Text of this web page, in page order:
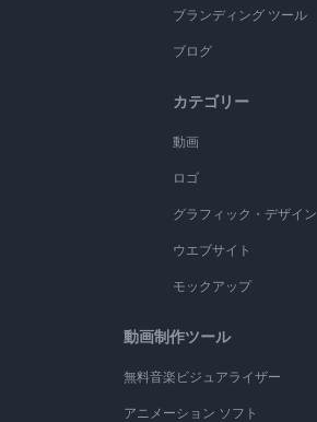
ブランディング ツール
ブログ
カテゴリー
動画
ロゴ
グラフィック・デザイン
ウエブサイト
モックアップ
動画制作ツール
無料音楽ビジュアライザー
アニメーション ソフト